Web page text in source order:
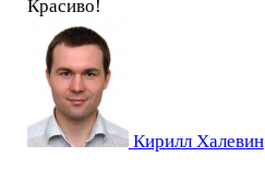
Красиво!
Кирилл Халевин